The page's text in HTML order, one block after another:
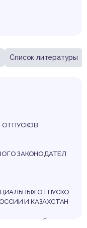
Список литературы
ОТПУСКОВ
ЗАКОНОДАТЕЛ
ОТПУСКО
И КАЗАХСТАН
в связи с береме